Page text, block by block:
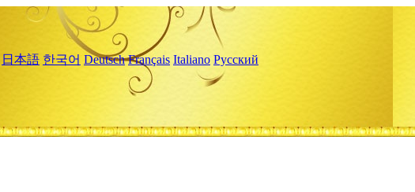
日本語 한국어 Deutsch Français Italiano Русский